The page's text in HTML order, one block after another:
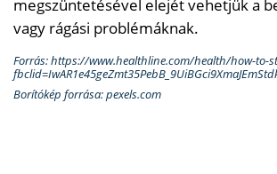
megszüntetésével elejét vehetjük a
vagy rágási problémáknak.
Forrás: https://www.healthline.com/health/how-to-
Borítókép forrása: pexels.com